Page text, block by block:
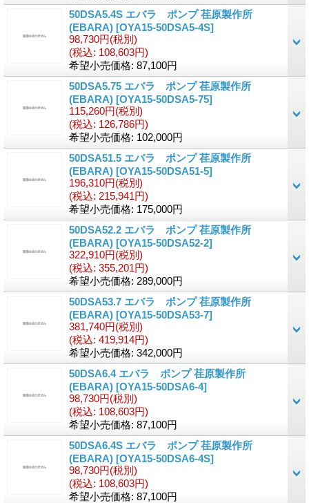
50DSA5.4S エバラ ポンプ 荏原製作所
(EBARA) [OYA15-50DSA5-4S]
98,730円(税別)
(税込: 108,603円)
希望小売価格: 87,100円
50DSA5.75 エバラ ポンプ 荏原製作所
(EBARA) [OYA15-50DSA5-75]
115,260円(税別)
(税込: 126,786円)
希望小売価格: 102,000円
50DSA51.5 エバラ ポンプ 荏原製作所
(EBARA) [OYA15-50DSA51-5]
196,310円(税別)
(税込: 215,941円)
希望小売価格: 175,000円
50DSA52.2 エバラ ポンプ 荏原製作所
(EBARA) [OYA15-50DSA52-2]
322,910円(税別)
(税込: 355,201円)
希望小売価格: 289,000円
50DSA53.7 エバラ ポンプ 荏原製作所
(EBARA) [OYA15-50DSA53-7]
381,740円(税別)
(税込: 419,914円)
希望小売価格: 342,000円
50DSA6.4 エバラ ポンプ 荏原製作所
(EBARA) [OYA15-50DSA6-4]
98,730円(税別)
(税込: 108,603円)
希望小売価格: 87,100円
50DSA6.4S エバラ ポンプ 荏原製作所
(EBARA) [OYA15-50DSA6-4S]
98,730円(税別)
(税込: 108,603円)
希望小売価格: 87,100円